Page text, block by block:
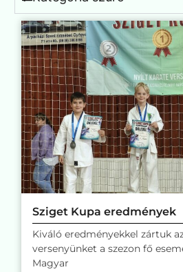
Sziget Kupa eredmények
Kiváló eredményekkel zártuk
versenyünket a szezon fő
Magyar